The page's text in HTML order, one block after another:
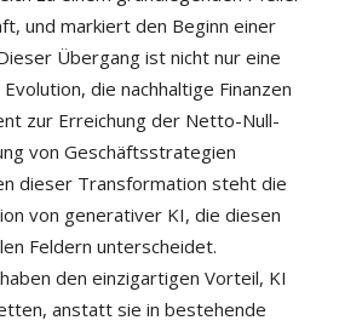
und markiert den Beginn einer
Übergang ist nicht nur eine
die nachhaltige Finanzen
zur Erreichung der Netto-Null-
von Geschäftsstrategien
dieser Transformation steht die
von generativer KI, die diesen
Feldern unterscheidet.
den einzigartigen Vorteil, KI
anstatt sie in bestehende